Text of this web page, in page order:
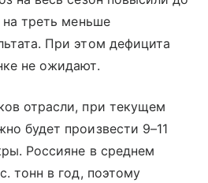
треть меньше
При этом дефицита
не ожидают.
отрасли, при текущем
будет произвести 9–11
Россияне в среднем
тонн в год, поэтому